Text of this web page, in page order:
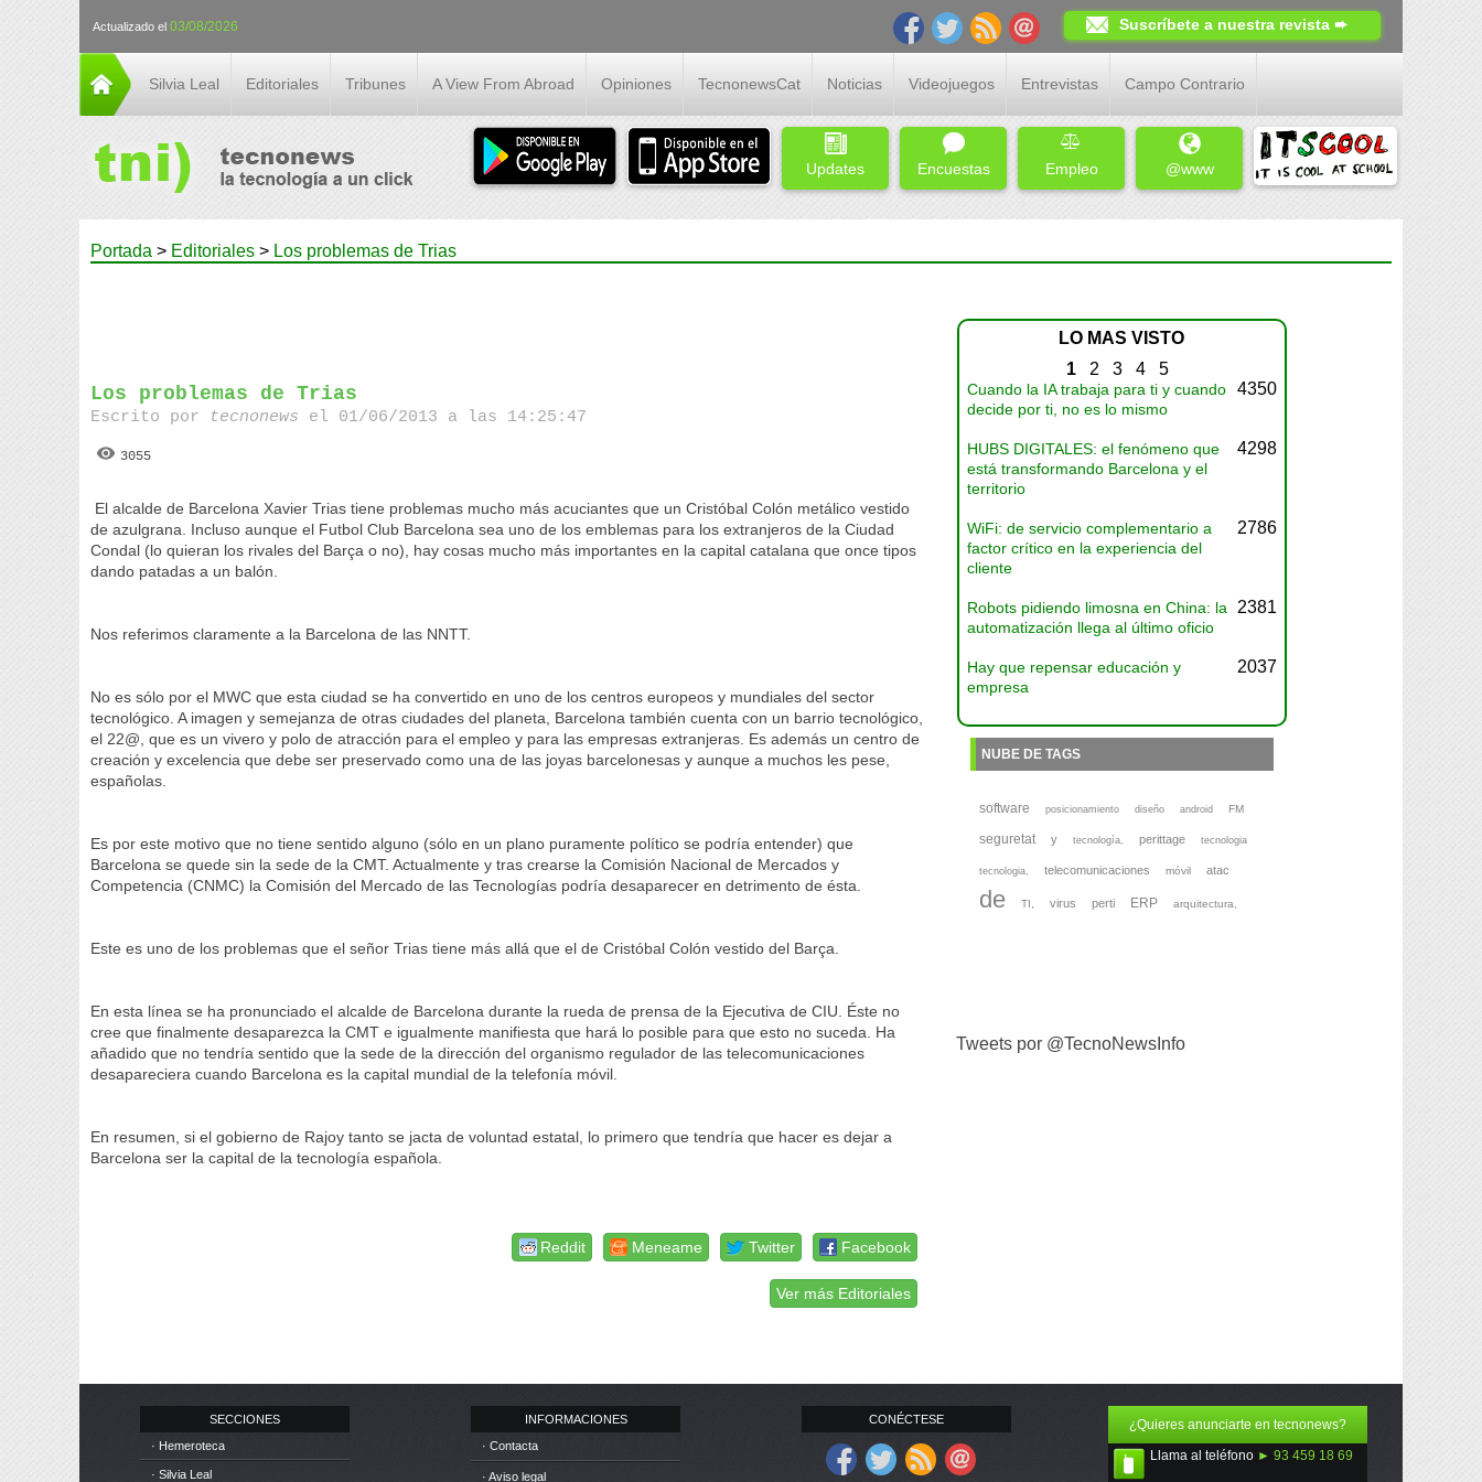
Actualizado el 03/08/2026 Suscríbete a nuestra revista ➨
Silvia Leal Editoriales Tribunes A View From Abroad Opiniones TecnonewsCat Noticias Videojuegos Entrevistas Campo Contrario
Updates Encuestas Empleo @www
Portada > Editoriales > Los problemas de Trias
Los problemas de Trias
Escrito por tecnonews el 01/06/2013 a las 14:25:47
3055
El alcalde de Barcelona Xavier Trias tiene problemas mucho más acuciantes que un Cristóbal Colón metálico vestido
de azulgrana. Incluso aunque el Futbol Club Barcelona sea uno de los emblemas para los extranjeros de la Ciudad
Condal (lo quieran los rivales del Barça o no), hay cosas mucho más importantes en la capital catalana que once tipos
dando patadas a un balón.
Nos referimos claramente a la Barcelona de las NNTT.
No es sólo por el MWC que esta ciudad se ha convertido en uno de los centros europeos y mundiales del sector
tecnológico. A imagen y semejanza de otras ciudades del planeta, Barcelona también cuenta con un barrio tecnológico,
el 22@, que es un vivero y polo de atracción para el empleo y para las empresas extranjeras. Es además un centro de
creación y excelencia que debe ser preservado como una de las joyas barcelonesas y aunque a muchos les pese,
españolas.
Es por este motivo que no tiene sentido alguno (sólo en un plano puramente político se podría entender) que
Barcelona se quede sin la sede de la CMT. Actualmente y tras crearse la Comisión Nacional de Mercados y
Competencia (CNMC) la Comisión del Mercado de las Tecnologías podría desaparecer en detrimento de ésta.
Este es uno de los problemas que el señor Trias tiene más allá que el de Cristóbal Colón vestido del Barça.
En esta línea se ha pronunciado el alcalde de Barcelona durante la rueda de prensa de la Ejecutiva de CIU. Éste no
cree que finalmente desaparezca la CMT e igualmente manifiesta que hará lo posible para que esto no suceda. Ha
añadido que no tendría sentido que la sede de la dirección del organismo regulador de las telecomunicaciones
desapareciera cuando Barcelona es la capital mundial de la telefonía móvil.
En resumen, si el gobierno de Rajoy tanto se jacta de voluntad estatal, lo primero que tendría que hacer es dejar a
Barcelona ser la capital de la tecnología española.
Facebook
Twitter
Meneame
Reddit
Ver más Editoriales
LO MAS VISTO
1 2 3 4 5
Cuando la IA trabaja para ti y cuando
decide por ti, no es lo mismo
4350
HUBS DIGITALES: el fenómeno que
está transformando Barcelona y el
territorio
4298
WiFi: de servicio complementario a
factor crítico en la experiencia del
cliente
2786
Robots pidiendo limosna en China: la
automatización llega al último oficio
2381
Hay que repensar educación y
empresa
2037
NUBE DE TAGS
software posicionamiento diseño android FM
seguretat y tecnología, perittage tecnologia
tecnologia, telecomunicaciones móvil atac
de TI, virus perti ERP arquitectura,
Tweets por @TecnoNewsInfo
SECCIONES
· Hemeroteca
· Silvia Leal
INFORMACIONES
· Contacta
· Aviso legal
CONÉCTESE
¿Quieres anunciarte en tecnonews?
Llama al teléfono ► 93 459 18 69